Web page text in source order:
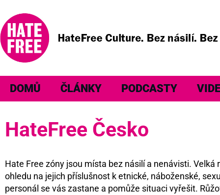
DOMŮ ČLÁNKY PODCASTY
HateFree Česko
Hate Free zóny jsou místa bez násilí a nenávisti.
ohledu na jejich příslušnost k etnické, náboženské,
personál se vás zastane a pomůže situaci vyřešit.